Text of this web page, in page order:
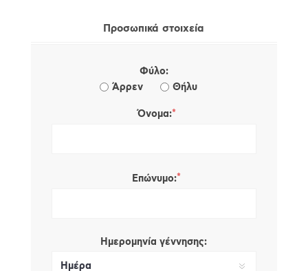
Προσωπικά στοιχεία
Φύλο:
Άρρεν
Θήλυ
Όνομα:*
Επώνυμο:*
Ημερομηνία γέννησης: